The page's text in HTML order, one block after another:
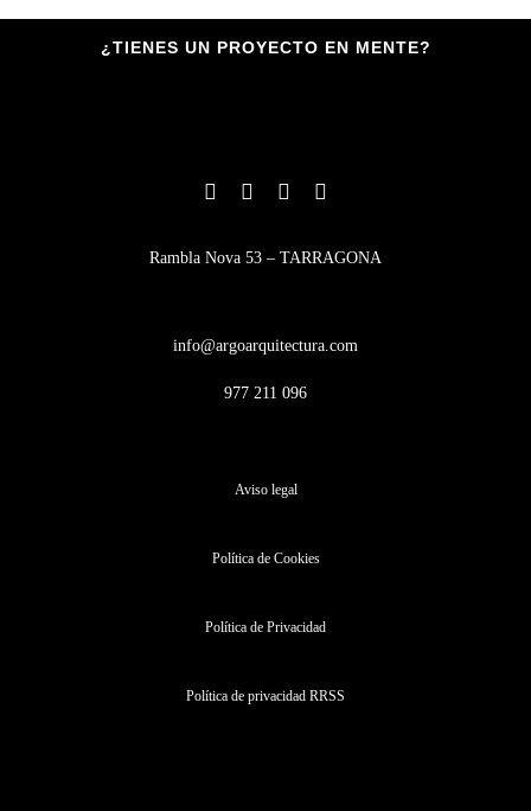
¿TIENES UN PROYECTO EN MENTE?
Rambla Nova 53 – TARRAGONA
info@argoarquitectura.com
977 211 096
Aviso legal
Política de Cookies
Política de Privacidad
Política de privacidad RRSS